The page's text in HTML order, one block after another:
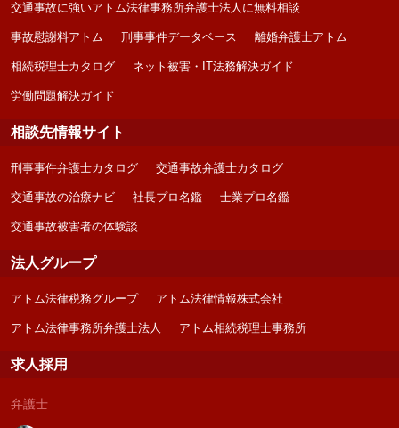
交通事故に強いアトム法律事務所弁護士法人に無料相談
事故慰謝料アトム 刑事事件データベース 離婚弁護士アトム
相続税理士カタログ ネット被害・IT法務解決ガイド
労働問題解決ガイド
相談先情報サイト
刑事事件弁護士カタログ 交通事故弁護士カタログ
交通事故の治療ナビ 社長プロ名鑑 士業プロ名鑑
交通事故被害者の体験談
法人グループ
アトム法律税務グループ アトム法律情報株式会社
アトム法律事務所弁護士法人 アトム相続税理士事務所
求人採用
弁護士